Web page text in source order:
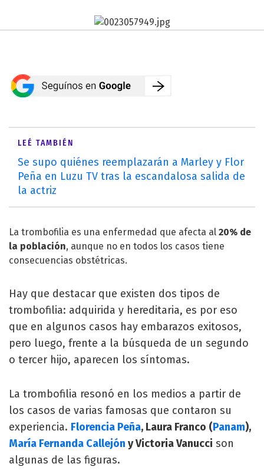
LEÉ TAMBIÉN
Se supo quiénes reemplazarán a Marley y Flor
Peña en Luzu TV tras la escandalosa salida de
la actriz
La trombofilia es una enfermedad que afecta al 20% de
la población, aunque no en todos los casos tiene
consecuencias obstétricas.
Hay que destacar que existen dos tipos de
trombofilia: adquirida y hereditaria, es por eso
que en algunos casos hay embarazos exitosos,
pero luego, frente a la búsqueda de un segundo
o tercer hijo, aparecen los síntomas.
La trombofilia resonó en los medios a partir de
los casos de varias famosas que contaron su
experiencia. Florencia Peña, Laura Franco (Panam),
María Fernanda Callejón y Victoria Vanucci son
algunas de las figuras.